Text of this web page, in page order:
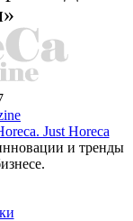
Just Horeca
и тренды